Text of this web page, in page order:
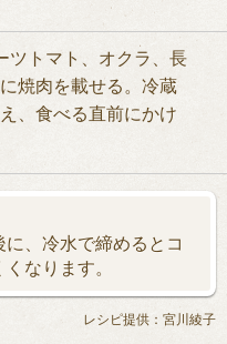
ツトマト、オクラ、長
焼肉を載せる。冷蔵
、食べる直前にかけ
、冷水で締めるとコ
なります。
レシピ提供：宮川綾子